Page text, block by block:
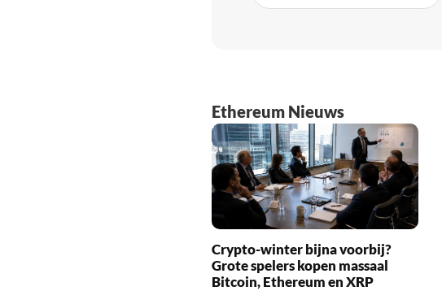
Ethereum Nieuws
Crypto-winter bijna voorbij?
Grote spelers kopen massaal
Bitcoin, Ethereum en XRP